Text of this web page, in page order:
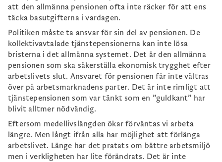
att den allmänna pensionen ofta inte räcker för att ens
täcka basutgifterna i vardagen.
Politiken måste ta ansvar för sin del av pensionen. De
kollektivavtalade tjänstepensionerna kan inte lösa
bristerna i det allmänna systemet. Det är den allmänna
pensionen som ska säkerställa ekonomisk trygghet efter
arbetslivets slut. Ansvaret för pensionen får inte vältras
över på arbetsmarknadens parter. Det är inte rimligt att
tjänstepensionen som var tänkt som en ”guldkant” har
blivit alltmer nödvändig.
Eftersom medellivslängden ökar förväntas vi arbeta
längre. Men långt ifrån alla har möjlighet att förlänga
arbetslivet. Länge har det pratats om bättre arbetsmiljö
men i verkligheten har lite förändrats. Det är inte